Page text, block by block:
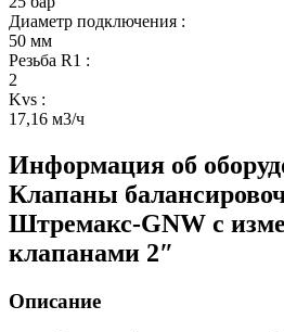
Диаметр подключения :
50 мм
Резьба R1 :
2
Kvs :
17,16 м3/ч
Информация об
Клапаны
Штремакс-GNW c
клапанами 2″
Описание